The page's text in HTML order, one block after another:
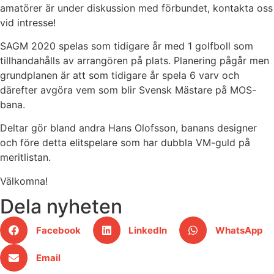
amatörer är under diskussion med förbundet, kontakta oss
vid intresse!
SAGM 2020 spelas som tidigare år med 1 golfboll som
tillhandahålls av arrangören på plats. Planering pågår men
grundplanen är att som tidigare år spela 6 varv och
därefter avgöra vem som blir Svensk Mästare på MOS-
bana.
Deltar gör bland andra Hans Olofsson, banans designer
och före detta elitspelare som har dubbla VM-guld på
meritlistan.
Välkomna!
Dela nyheten
Facebook LinkedIn WhatsApp
Email